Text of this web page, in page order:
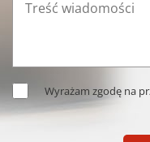
Wyrażam zgodę na